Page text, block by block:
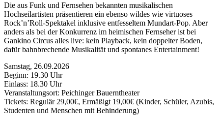
Die aus Funk und Fernsehen bekannten musikalischen
Hochseilartisten präsentieren ein ebenso wildes wie virtuoses
Rock’n’Roll-Spektakel inklusive entfesseltem Mundart-Pop. Aber
anders als bei der Konkurrenz im heimischen Fernseher ist bei
Gankino Circus alles live: kein Playback, kein doppelter Boden,
dafür bahnbrechende Musikalität und spontanes Entertainment!
Samstag, 26.09.2026
Beginn: 19.30 Uhr
Einlass: 18.30 Uhr
Veranstaltungsort: Peichinger Bauerntheater
Tickets: Regulär 29,00€, Ermäßigt 19,00€ (Kinder, Schüler, Azubis,
Studenten und Menschen mit Behinderung)